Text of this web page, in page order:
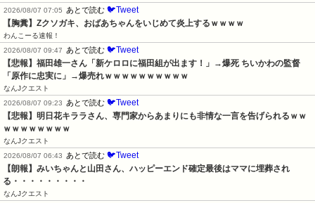
2026/08/07 07:05
あとで読む 🐦Tweet
【胸糞】Zクソガキ、おばあちゃんをいじめて炎上するｗｗｗｗ
わんこーる速報！
2026/08/07 09:47
あとで読む 🐦Tweet
【悲報】福田雄一さん「新ケロロに福田組が出ます！」→爆死 ちいかわの監督
「原作に忠実に」→爆売れｗｗｗｗｗｗｗｗｗｗ
なんJクエスト
2026/08/07 09:23
あとで読む 🐦Tweet
【悲報】明日花キララさん、専門家からあまりにも非情な一言を告げられるｗｗ
ｗｗｗｗｗｗｗｗ
なんJクエスト
2026/08/07 06:43
あとで読む 🐦Tweet
【朗報】みいちゃんと山田さん、ハッピーエンド確定最後はママに埋葬され
る・・・・・・・・・
なんJクエスト